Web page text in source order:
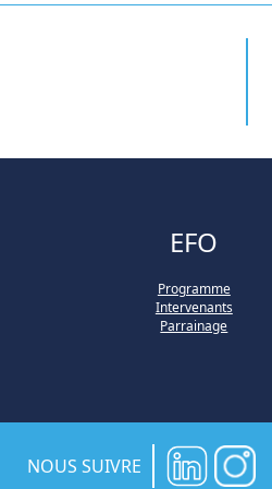
EFO
Programme
Intervenants
Parrainage
NOUS SUIVRE